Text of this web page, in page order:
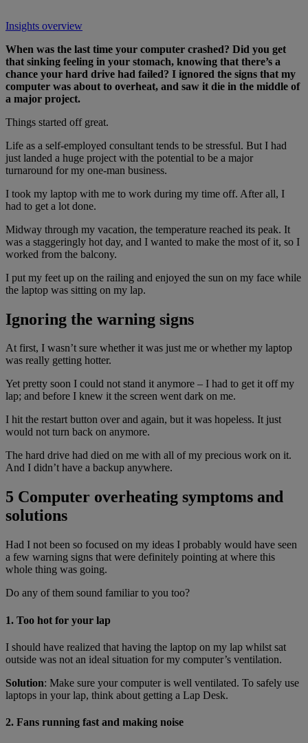
Insights overview
When was the last time your computer crashed? Did you get
that sinking feeling in your stomach, knowing that there’s a
chance your hard drive had failed? I ignored the signs that my
computer was about to overheat, and saw it die in the middle of
a major project.
Things started off great.
Life as a self-employed consultant tends to be stressful. But I had
just landed a huge project with the potential to be a major
turnaround for my one-man business.
I took my laptop with me to work during my time off. After all, I
had to get a lot done.
Midway through my vacation, the temperature reached its peak. It
was a staggeringly hot day, and I wanted to make the most of it, so I
worked from the balcony.
I put my feet up on the railing and enjoyed the sun on my face while
the laptop was sitting on my lap.
Ignoring the warning signs
At first, I wasn’t sure whether it was just me or whether my laptop
was really getting hotter.
Yet pretty soon I could not stand it anymore – I had to get it off my
lap; and before I knew it the screen went dark on me.
I hit the restart button over and again, but it was hopeless. It just
would not turn back on anymore.
The hard drive had died on me with all of my precious work on it.
And I didn’t have a backup anywhere.
5 Computer overheating symptoms and
solutions
Had I not been so focused on my ideas I probably would have seen
a few warning signs that were definitely pointing at where this
whole thing was going.
Do any of them sound familiar to you too?
1. Too hot for your lap
I should have realized that having the laptop on my lap whilst sat
outside was not an ideal situation for my computer’s ventilation.
Solution: Make sure your computer is well ventilated. To safely use
laptops in your lap, think about getting a Lap Desk.
2. Fans running fast and making noise